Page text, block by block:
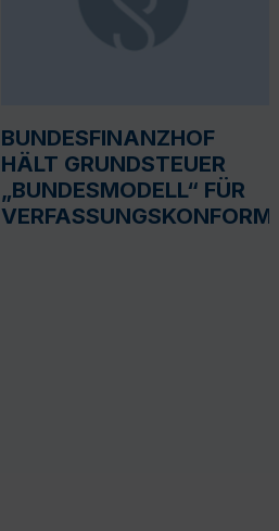
BUNDESFINANZHOF
HÄLT GRUNDSTEUER
„BUNDESMODELL“ FÜR
VERFASSUNGSKONFORM